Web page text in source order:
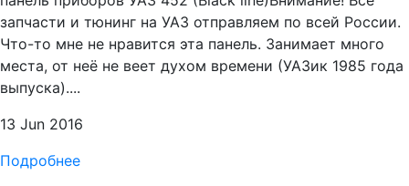
запчасти и тюнинг на УАЗ отправляем по всей России.
Что-то мне не нравится эта панель. Занимает много
места, от неё не веет духом времени (УАЗик 1985 года
выпуска)....
13 Jun 2016
Подробнее